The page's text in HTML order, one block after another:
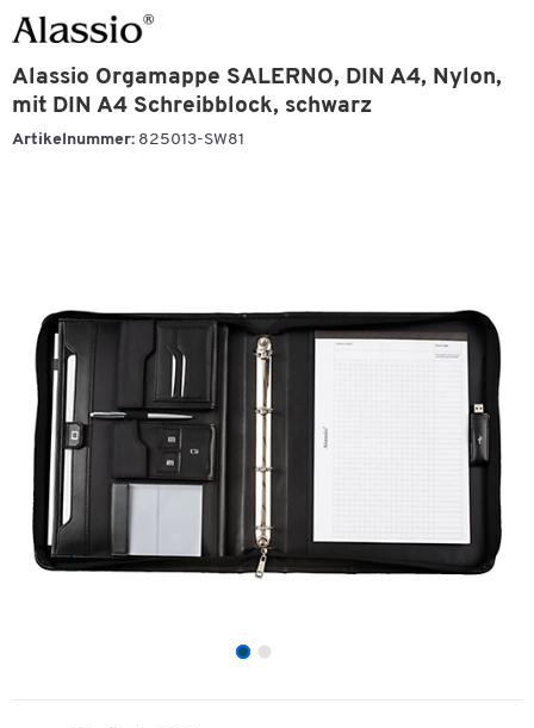
Alassio Orgamappe SALERNO, DIN A4, Nylon,
mit DIN A4 Schreibblock, schwarz
Artikelnummer: 825013-SW81